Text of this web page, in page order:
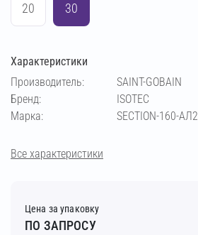
194 219
20 30
Характеристики
Производитель:
SAINT-GOBAIN
Бренд:
ISOTEC
Марка:
SECTION-160-АЛ2
Все характеристики
Цена за упаковку
ПО ЗАПРОСУ